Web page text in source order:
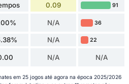
0.09 91
N/A 36
N/A 22
N/A N/A
em 25 jogos até agora na época 2025/2026